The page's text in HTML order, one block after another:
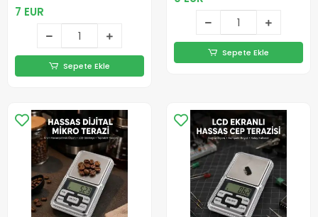
7 EUR
Sepete Ekle
Sepete Ekle